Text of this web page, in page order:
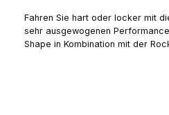
Fahren Sie hart oder locker mit
sehr ausgewogenen
Shape in Kombination mit der